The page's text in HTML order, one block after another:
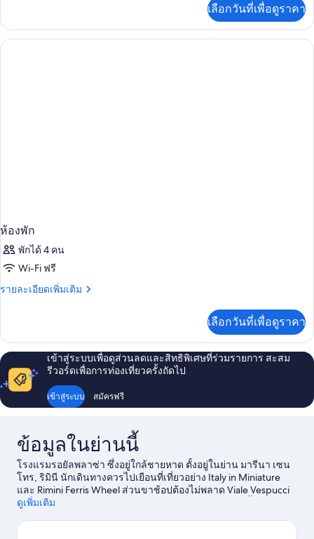
เกี่ยว
กับ
ห้อง
เลือกวันที่เพื่อดูราคา
ห้องพัก
พักได้ 4 คน
Wi-Fi ฟรี
รายละเอียดเพิ่มเติม
ราย
เกี่ยว
กับ
ห้อง
พัก
เลือกวันที่เพื่อดูราคา
เข้าสู่ระบบเพื่อดูส่วนลดและสิทธิพิเศษที่ร่วมรายการ สะสม
รีวอร์ดเพื่อการท่องเที่ยวครั้งถัดไป
เข้าสู่ระบบ สมัครฟรี
ข้อมูลในย่านนี้
โรงแรมรอยัลพลาซ่า ซึ่งอยู่ใกล้ชายหาด ตั้งอยู่ในย่าน มารีนา เซน
โทร, ริมินี นักเดินทางควรไปเยือนที่เที่ยวอย่าง Italy in Miniature
และ Rimini Ferris Wheel ส่วนขาช้อปต้องไม่พลาด Viale Vespucci
และ Viale Regina Elena นักเดินทางควรแวะไปชม สวนน้ำ Arenas
ดูเพิ่มเติม